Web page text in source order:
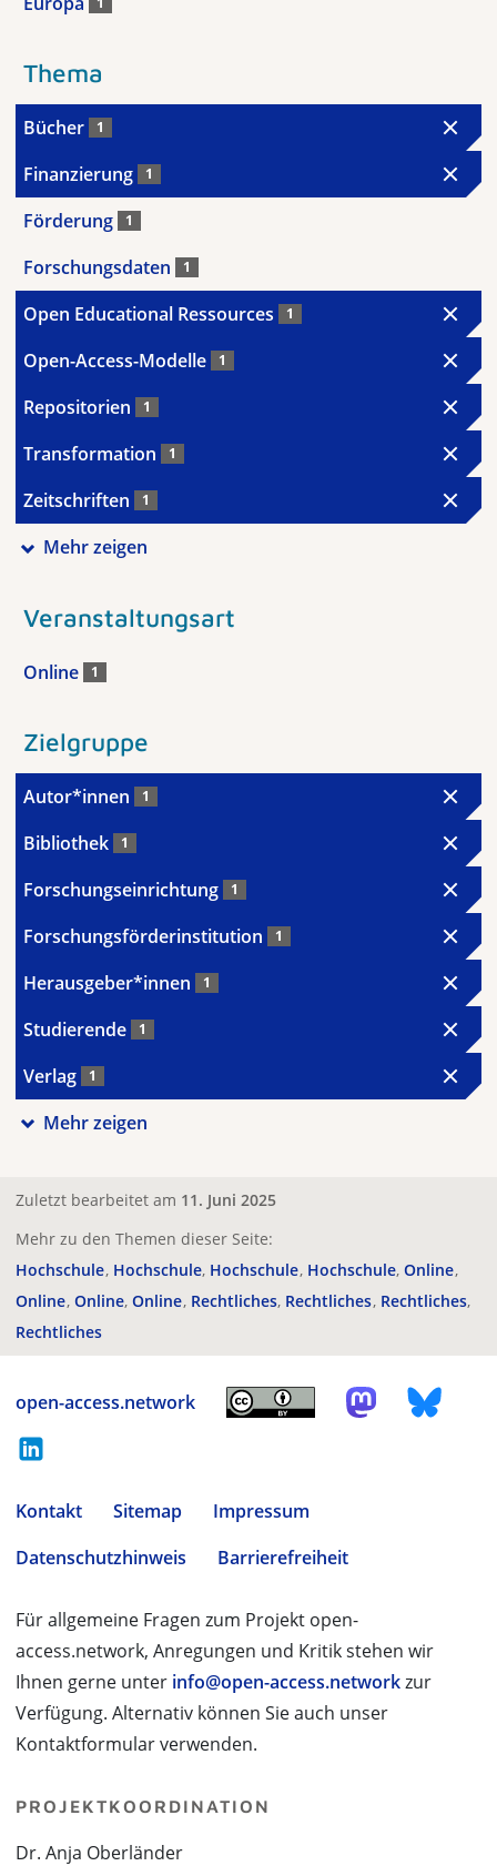
Thema
Bücher 1
Finanzierung 1
Förderung 1
Forschungsdaten 1
Open Educational Ressources 1
Open-Access-Modelle 1
Repositorien 1
Transformation 1
Zeitschriften 1
Mehr zeigen
Veranstaltungsart
Online 1
Zielgruppe
Autor*innen 1
Bibliothek 1
Forschungseinrichtung 1
Forschungsförderinstitution 1
Herausgeber*innen 1
Studierende 1
Verlag 1
Mehr zeigen
Zuletzt bearbeitet am 11. Juni 2025
Mehr zu den Themen dieser Seite:
Hochschule Hochschule Hochschule Hochschule Online
Online Online Online Rechtliches Rechtliches Rechtliches
Rechtliches
open-access.network
Kontakt Sitemap
Impressum
Datenschutzhinweis
Barrierefreiheit
Für allgemeine Fragen zum Projekt open-
access.network, Anregungen und Kritik stehen wir
Ihnen gerne unter info@open-access.networkzur
Verfügung. Alternativ können Sie auch unser
Kontaktformular verwenden.
PROJEKTKOORDINATION
Dr. Anja Oberländer